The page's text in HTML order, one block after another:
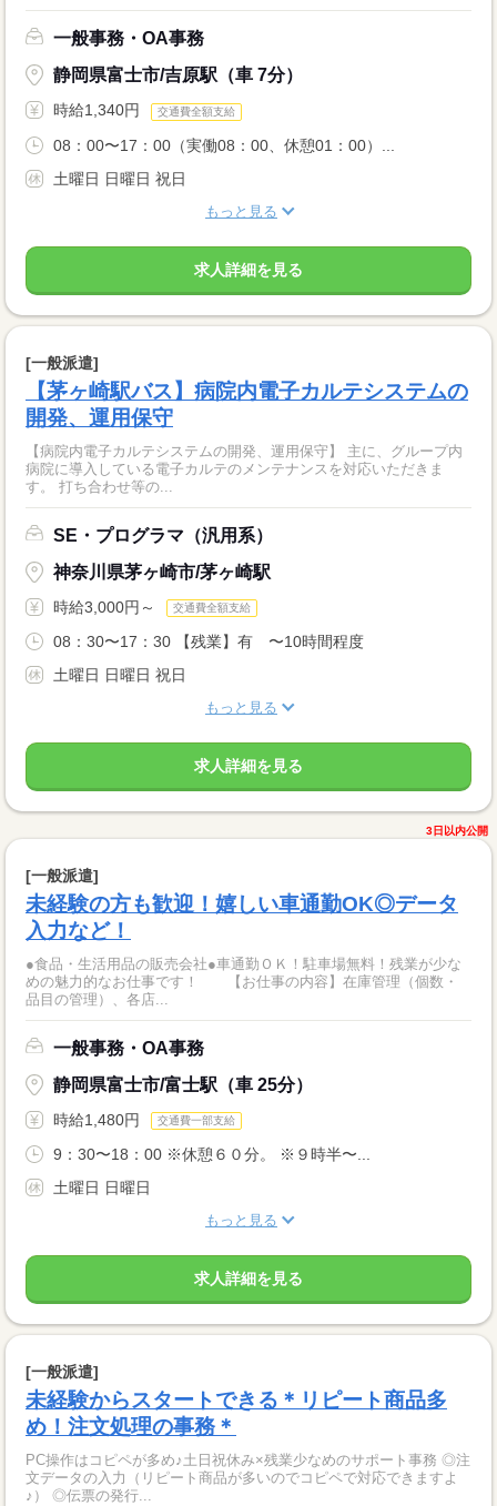
一般事務・OA事務
静岡県富士市/吉原駅（車 7分）
時給1,340円 交通費全額支給
08：00〜17：00（実働08：00、休憩01：00）...
土曜日 日曜日 祝日
もっと見る
求人詳細を見る
[一般派遣]
【茅ヶ崎駅バス】病院内電子カルテシステムの
開発、運用保守
【病院内電子カルテシステムの開発、運用保守】 主に、グループ内
病院に導入している電子カルテのメンテナンスを対応いただきま
す。 打ち合わせ等の...
SE・プログラマ（汎用系）
神奈川県茅ヶ崎市/茅ヶ崎駅
時給3,000円～ 交通費全額支給
08：30〜17：30 【残業】有 〜10時間程度
土曜日 日曜日 祝日
もっと見る
求人詳細を見る
3日以内公開
[一般派遣]
未経験の方も歓迎！嬉しい車通勤OK◎データ
入力など！
●食品・生活用品の販売会社●車通勤ＯＫ！駐車場無料！残業が少な
めの魅力的なお仕事です！ 【お仕事の内容】在庫管理（個数・
品目の管理）、各店...
一般事務・OA事務
静岡県富士市/富士駅（車 25分）
時給1,480円 交通費一部支給
9：30〜18：00 ※休憩６０分。 ※９時半〜...
土曜日 日曜日
もっと見る
求人詳細を見る
[一般派遣]
未経験からスタートできる＊リピート商品多
め！注文処理の事務＊
PC操作はコピペが多め♪土日祝休み×残業少なめのサポート事務 ◎注
文データの入力（リピート商品が多いのでコピペで対応できますよ
♪） ◎伝票の発行...